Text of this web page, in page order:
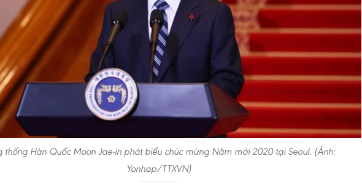
thống Hàn Quốc Moon Jae-in phát biểu chúc mừng Năm mới 2020 tại Seoul. (Ảnh:
Yonhap/TTXVN)